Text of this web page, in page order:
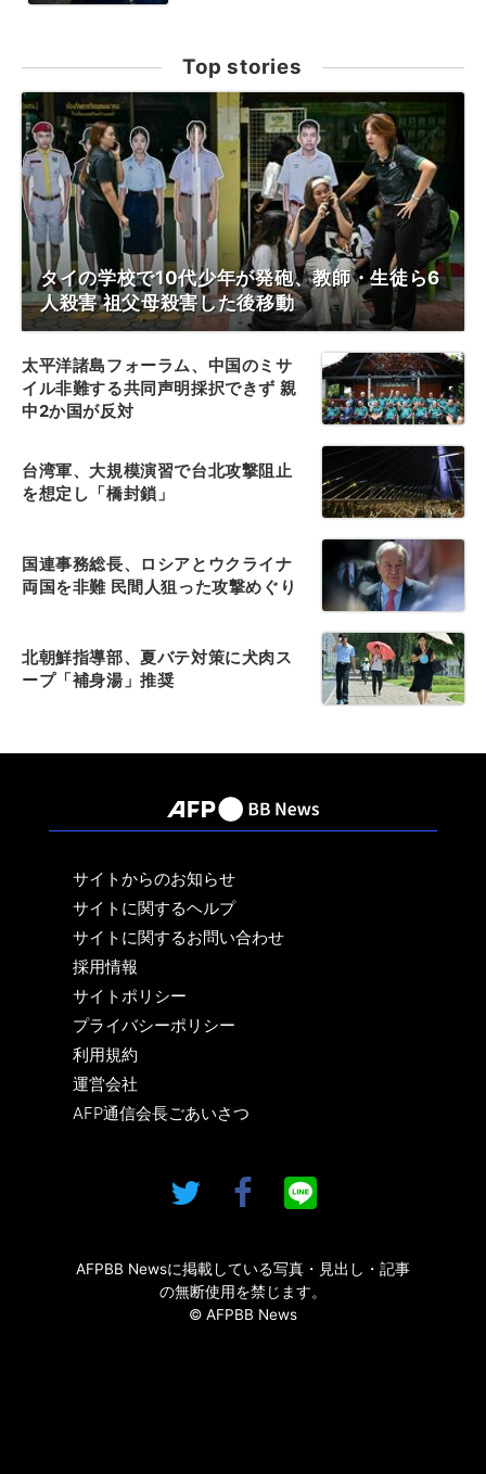
Top stories
タイの学校で10代少年が発砲、教師・生徒ら6
人殺害 祖父母殺害した後移動
太平洋諸島フォーラム、中国のミサ
イル非難する共同声明採択できず 親
中2か国が反対
台湾軍、大規模演習で台北攻撃阻止
を想定し「橋封鎖」
国連事務総長、ロシアとウクライナ
両国を非難 民間人狙った攻撃めぐり
北朝鮮指導部、夏バテ対策に犬肉ス
ープ「補身湯」推奨
サイトからのお知らせ
サイトに関するヘルプ
サイトに関するお問い合わせ
採用情報
サイトポリシー
プライバシーポリシー
利用規約
運営会社
AFP通信会長ごあいさつ
AFPBB Newsに掲載している写真・見出し・記事
の無断使用を禁じます。
© AFPBB News